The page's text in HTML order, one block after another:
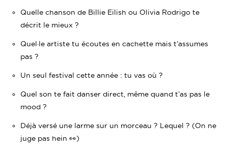
Quelle chanson de Billie Eilish ou Olivia Rodrigo te
décrit le mieux ?
Quel·le artiste tu écoutes en cachette mais t’assumes
pas ?
Un seul festival cette année : tu vas où ?
Quel son te fait danser direct, même quand t’as pas le
mood ?
Déjà versé une larme sur un morceau ? Lequel ? (On ne
juge pas hein 👀)